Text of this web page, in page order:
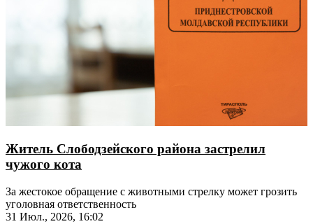
Житель Слободзейского района застрелил
чужого кота
За жестокое обращение с животными стрелку может грозить
уголовная ответственность
31 Июл., 2026, 16:02